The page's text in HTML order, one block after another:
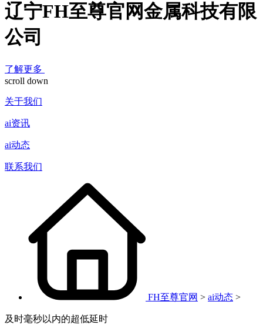
辽宁FH至尊官网金属科技有限
公司
了解更多
scroll down
关于我们
ai资讯
ai动态
联系我们
FH至尊官网 > ai动态 >
及时毫秒以内的超低延时